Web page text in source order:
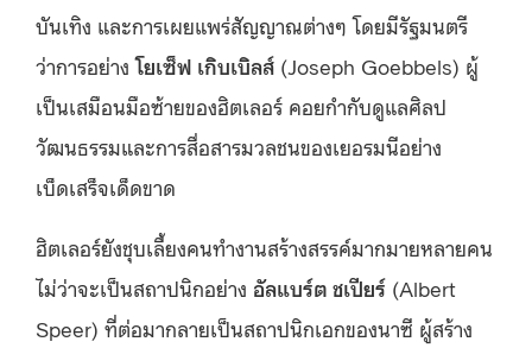
บันเทิง และการเผยแพร่สัญญาณต่างๆ โดยมีรัฐมนตรี
ว่าการอย่างโยเซ็ฟ เกิบเบิลส์ (Joseph Goebbels) ผู้
เป็นเสมือนมือซ้ายของฮิตเลอร์ คอยกำกับดูแลศิลป
วัฒนธรรมและการสื่อสารมวลชนของเยอรมนีอย่าง
เบ็ดเสร็จเด็ดขาด
ฮิตเลอร์ยังชุบเลี้ยงคนทำงานสร้างสรรค์มากมายหลายคน
ไม่ว่าจะเป็นสถาปนิกอย่าง อัลแบร์ต ชเปียร์ (Albert
Speer) ที่ต่อมากลายเป็นสถาปนิกเอกของนาซี ผู้สร้าง